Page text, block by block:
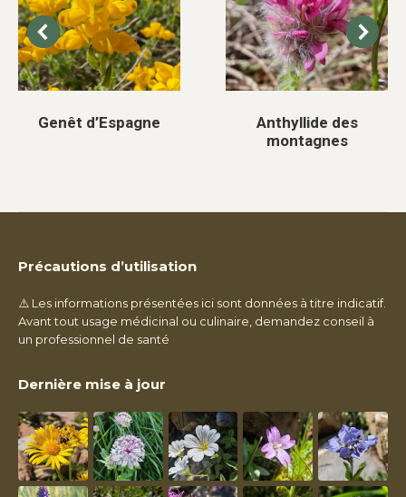
Genêt d’Espagne
Anthyllide des
montagnes
Précautions d’utilisation
⚠️ Les informations présentées ici sont données à titre indicatif.
Avant tout usage médicinal ou culinaire, demandez conseil à
un professionnel de santé
Dernière mise à jour